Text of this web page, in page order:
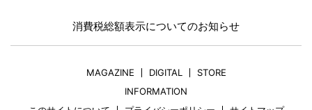
消費税総額表示についてのお知らせ
MAGAZINE DIGITAL
STORE
INFORMATION